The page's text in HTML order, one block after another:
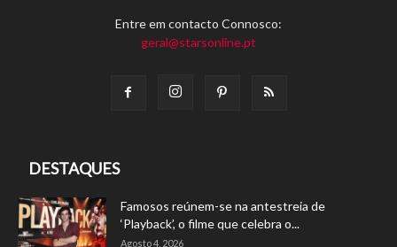
Entre em contacto Connosco:
geral@starsonline.pt
DESTAQUES
Famosos reúnem-se na antestreia de
‘Playback’, o filme que celebra o...
Agosto 4, 2026